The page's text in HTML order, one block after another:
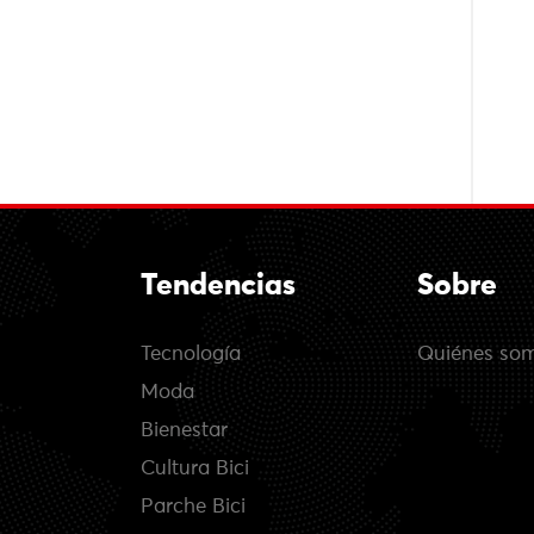
Tendencias
Tecnología
Moda
Bienestar
Cultura Bici
Parche Bici
Sobre
Quiénes